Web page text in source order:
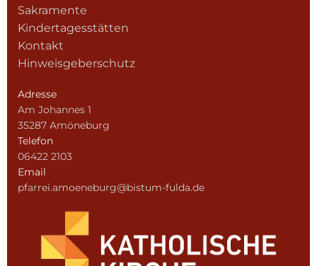
Sakramente
Kindertagesstätten
Kontakt
Hinweisgeberschutz
Adresse
Am Johannes 1
35287 Amöneburg
Telefon
06422 2103
Email
pfarrei.amoeneburg@bistum-fulda.de